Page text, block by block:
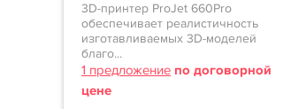
3D-принтер ProJet 660Pro
обеспечивает реалистичность
изготавливаемых 3D-моделей
благо...
1 предложение по договорной
цене